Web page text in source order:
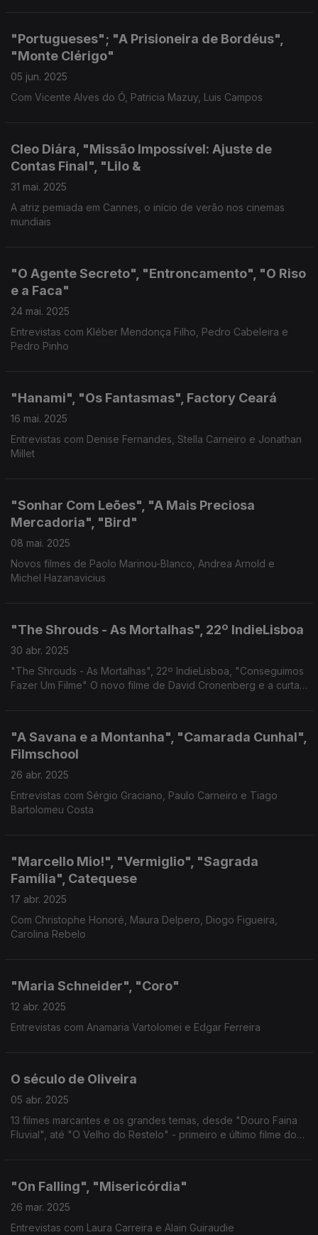
"Portugueses"; "A Prisioneira de Bordéus",
"Monte Clérigo"
05 jun. 2025
Com Vicente Alves do Ó, Patricia Mazuy, Luis Campos
Cleo Diára, "Missão Impossível: Ajuste de
Contas Final", "Lilo &
31 mai. 2025
A atriz pemiada em Cannes, o início de verão nos cinemas
mundiais
"O Agente Secreto", "Entroncamento", "O Riso
e a Faca"
24 mai. 2025
Entrevistas com Kléber Mendonça Filho, Pedro Cabeleira e
Pedro Pinho
"Hanami", "Os Fantasmas", Factory Ceará
16 mai. 2025
Entrevistas com Denise Fernandes, Stella Carneiro e Jonathan
Millet
"Sonhar Com Leões", "A Mais Preciosa
Mercadoria", "Bird"
08 mai. 2025
Novos filmes de Paolo Marinou-Blanco, Andrea Arnold e
Michel Hazanavicius
"The Shrouds - As Mortalhas", 22º IndieLisboa
30 abr. 2025
"The Shrouds - As Mortalhas", 22º IndieLisboa, "Conseguimos
Fazer Um Filme" O novo filme de David Cronenberg e a curta-
"A Savana e a Montanha", "Camarada Cunhal",
Filmschool
26 abr. 2025
Entrevistas com Sérgio Graciano, Paulo Carneiro e Tiago
Bartolomeu Costa
"Marcello Mio!", "Vermiglio", "Sagrada
Família", Catequese
17 abr. 2025
Com Christophe Honoré, Maura Delpero, Diogo Figueira,
Carolina Rebelo
"Maria Schneider", "Coro"
12 abr. 2025
Entrevistas com Anamaria Vartolomei e Edgar Ferreira
O século de Oliveira
05 abr. 2025
13 filmes marcantes e os grandes temas, desde "Douro Faina
Fluvial", até "O Velho do Restelo" - primeiro e último filme do
"On Falling", "Misericórdia"
26 mar. 2025
Entrevistas com Laura Carreira e Alain Guiraudie